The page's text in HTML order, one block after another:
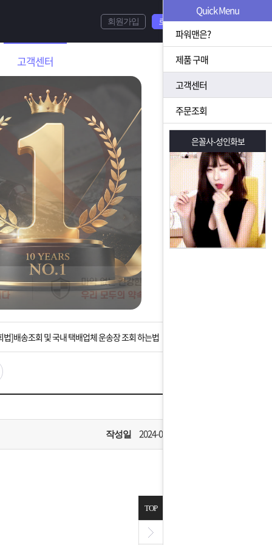
고객센터
회원가입 로그인
상황을 대비해 꼭 입금후 고객센터 연락바랍니다.
연휴 배송 및 휴무 안내
]배송조회 및 국내 택배업체 운송장 조회 하는법
고객 앱설치 가능합니다.
안내] 집 밖에 주소로 택배 받기
작성일 2024-08-05
Quick Menu
파워맨은?
제품 구매
고객센터
주문조회
은꼴사-성인화보 은꼴사-성인화보
TOP